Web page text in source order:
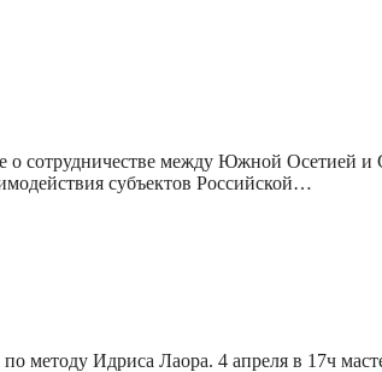
сотрудничестве между Южной Осетией и
субъектов Российской…
методу Идриса Лаора. 4 апреля в 17ч